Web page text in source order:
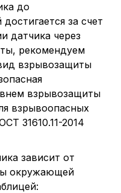
до
за счет
датчика через
рекомендуем
взрывозащиты
взрывозащиты
взрывоопасных
31610.11-2014
зависит от
окружающей